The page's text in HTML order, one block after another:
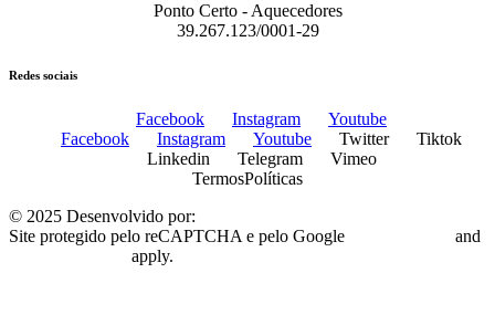
Ponto Certo - Aquecedores
39.267.123/0001-29
Redes sociais
Facebook Instagram
Youtube
Facebook
Instagram Youtube Twitter
Tiktok
Linkedin
Telegram
Vimeo
TermosPolíticas
© 2025 Desenvolvido por:
Site protegido pelo reCAPTCHA e pelo Google
and
apply.